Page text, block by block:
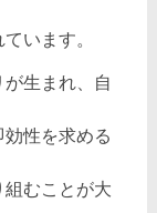
います。
生まれ、自
性を求める
むことが大